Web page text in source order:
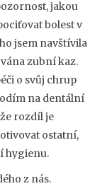
jakou
bolest v
jsem navštívila
zubní kaz.
o svůj chrup
na dentální
rozdíl je
ostatní,
hygienu.
z nás.